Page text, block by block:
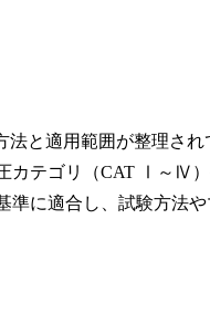
と適用範囲が整理さ
カテゴリ（CAT Ⅰ～Ⅳ
に適合し、試験方法や